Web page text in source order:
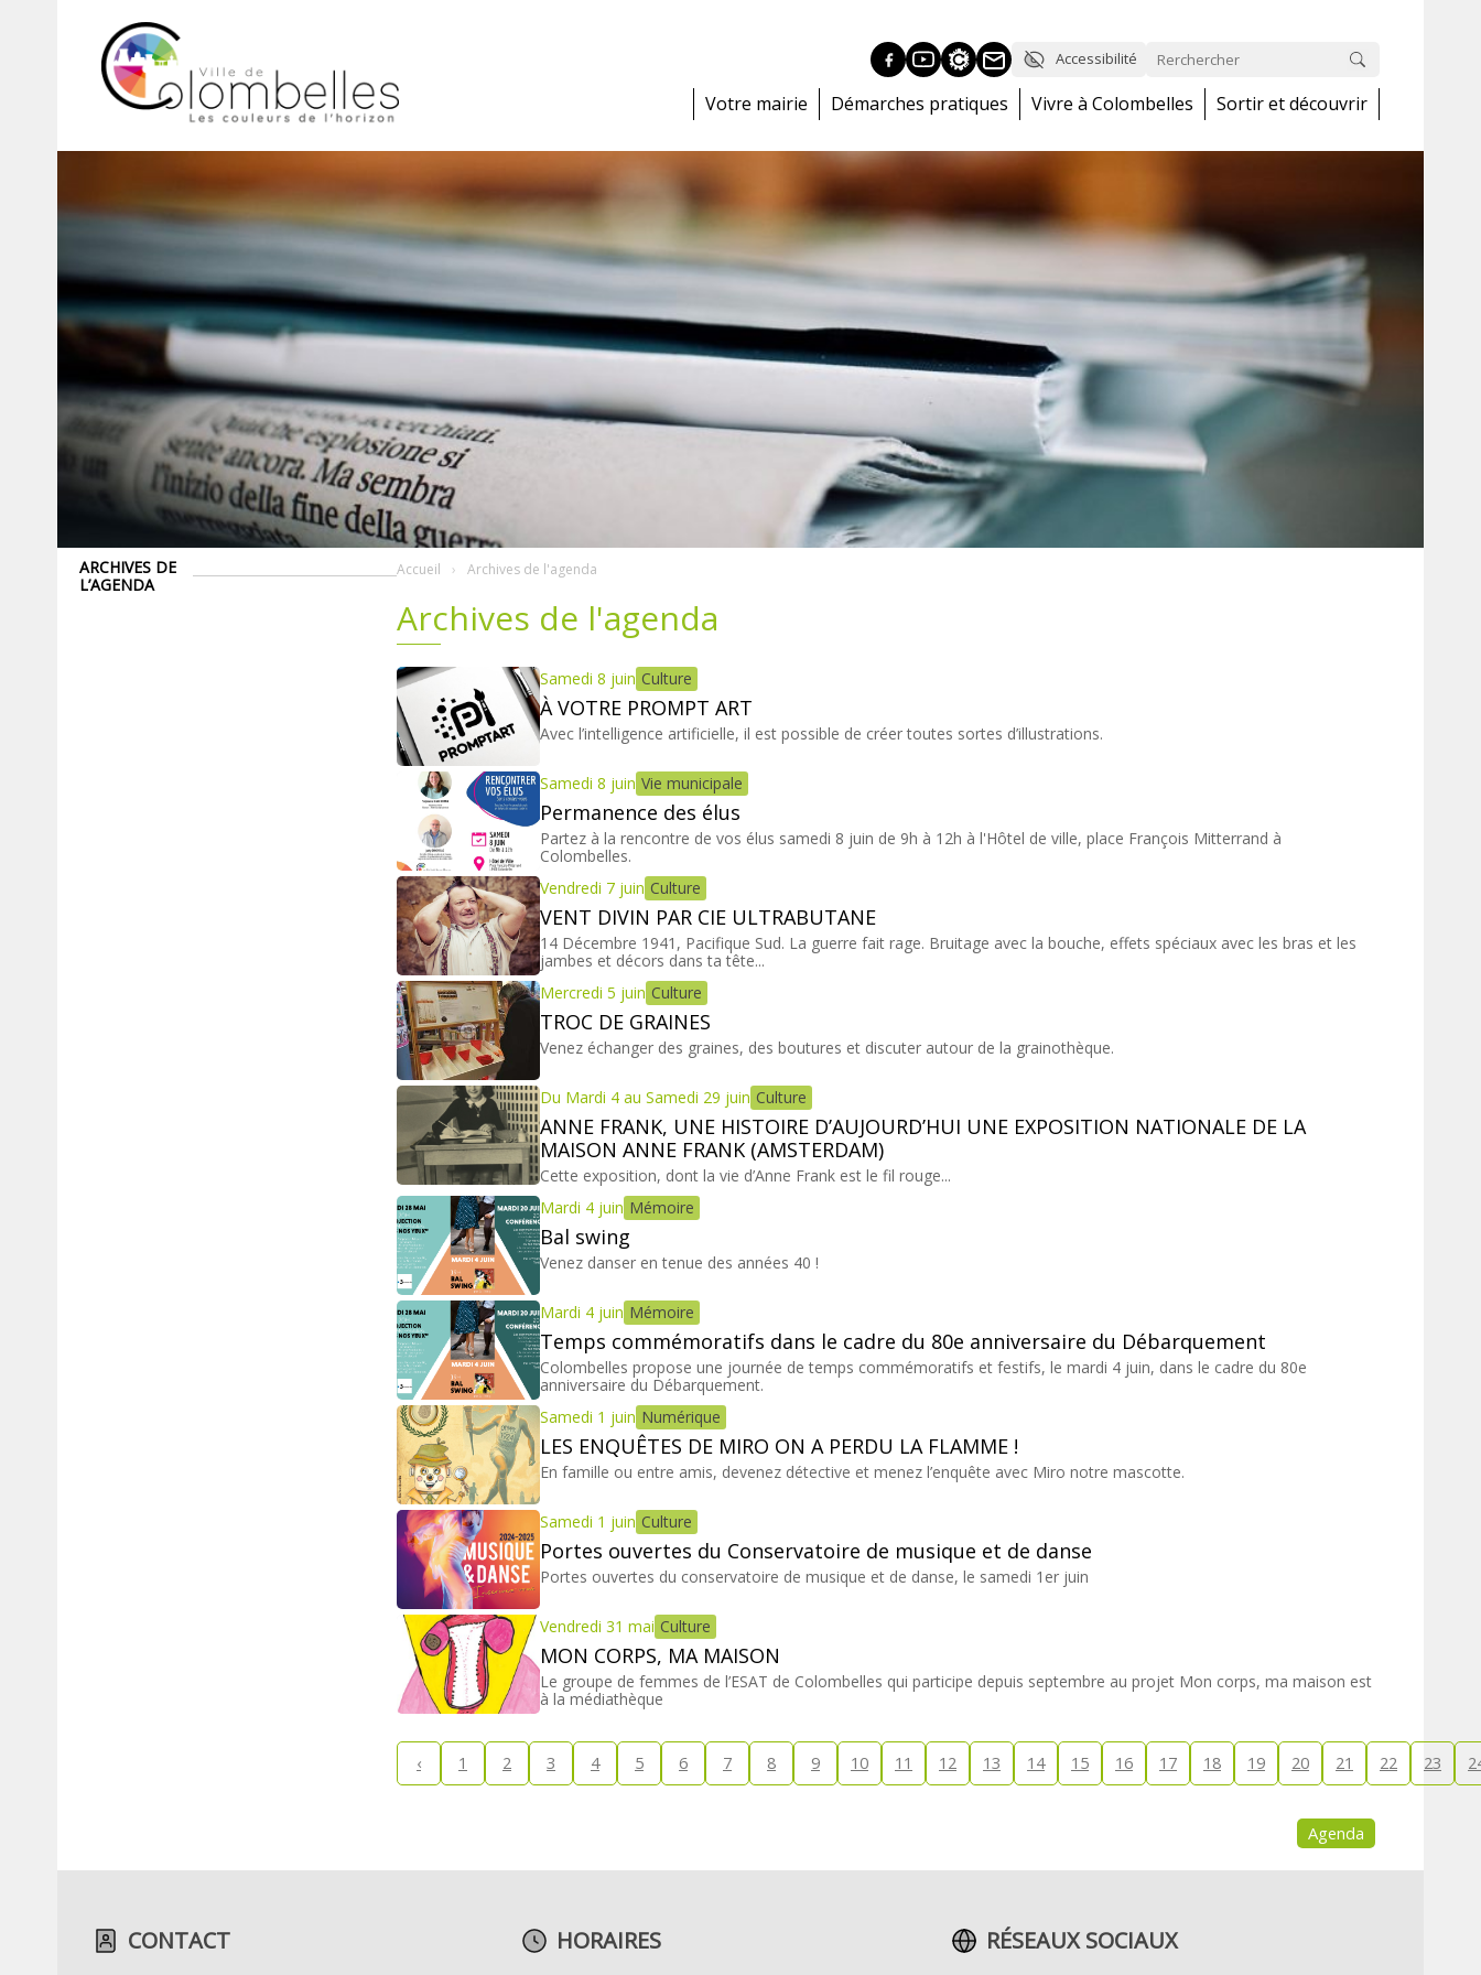
Accessibilité
Votre mairie Démarches pratiques Vivre à Colombelles Sortir et découvrir
ARCHIVES DE
L’AGENDA
Accueil Archives de l'agenda
Archives de l'agenda
Samedi 8 juin Culture
À VOTRE PROMPT ART
Avec l’intelligence artificielle, il est possible de créer toutes sortes d’illustrations.
Samedi 8 juin Vie municipale
Permanence des élus
Partez à la rencontre de vos élus samedi 8 juin de 9h à 12h à l'Hôtel de ville, place François Mitterrand à
Colombelles.
Vendredi 7 juin Culture
VENT DIVIN PAR CIE ULTRABUTANE
14 Décembre 1941, Pacifique Sud. La guerre fait rage. Bruitage avec la bouche, effets spéciaux avec les bras et les
jambes et décors dans ta tête...
Mercredi 5 juin Culture
TROC DE GRAINES
Venez échanger des graines, des boutures et discuter autour de la grainothèque.
Du Mardi 4 au Samedi 29 juin Culture
ANNE FRANK, UNE HISTOIRE D’AUJOURD’HUI UNE EXPOSITION NATIONALE DE LA
MAISON ANNE FRANK (AMSTERDAM)
Cette exposition, dont la vie d’Anne Frank est le fil rouge...
Mardi 4 juin Mémoire
Bal swing
Venez danser en tenue des années 40 !
Mardi 4 juin Mémoire
Temps commémoratifs dans le cadre du 80e anniversaire du Débarquement
Colombelles propose une journée de temps commémoratifs et festifs, le mardi 4 juin, dans le cadre du 80e
anniversaire du Débarquement.
Samedi 1 juin Numérique
LES ENQUÊTES DE MIRO ON A PERDU LA FLAMME !
En famille ou entre amis, devenez détective et menez l’enquête avec Miro notre mascotte.
Samedi 1 juin Culture
Portes ouvertes du Conservatoire de musique et de danse
Portes ouvertes du conservatoire de musique et de danse, le samedi 1er juin
Vendredi 31 mai Culture
MON CORPS, MA MAISON
Le groupe de femmes de l’ESAT de Colombelles qui participe depuis septembre au projet Mon corps, ma maison est
à la médiathèque
‹ 1 2 3 4 5 6 7 8 9 10 11 12 13 14 15 16 17 18 19 20 21 22 23
Agenda
CONTACT HORAIRES RÉSEAUX SOCIAUX